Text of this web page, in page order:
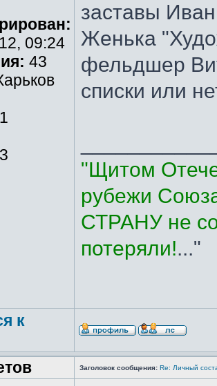
09:24
43
заставы
Женька
фельдшер
списки или
"Щитом
рубежи
СТРАНУ не
потеряли!..."
к
Заголовок сообщения: Re: Личный